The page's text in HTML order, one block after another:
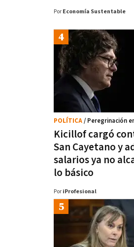
Por Economía Sustentable
Kicillof cargó
San Cayetano y
salarios ya no
lo básico
POLÍTICA/ Peregrinación
Por iProfesional